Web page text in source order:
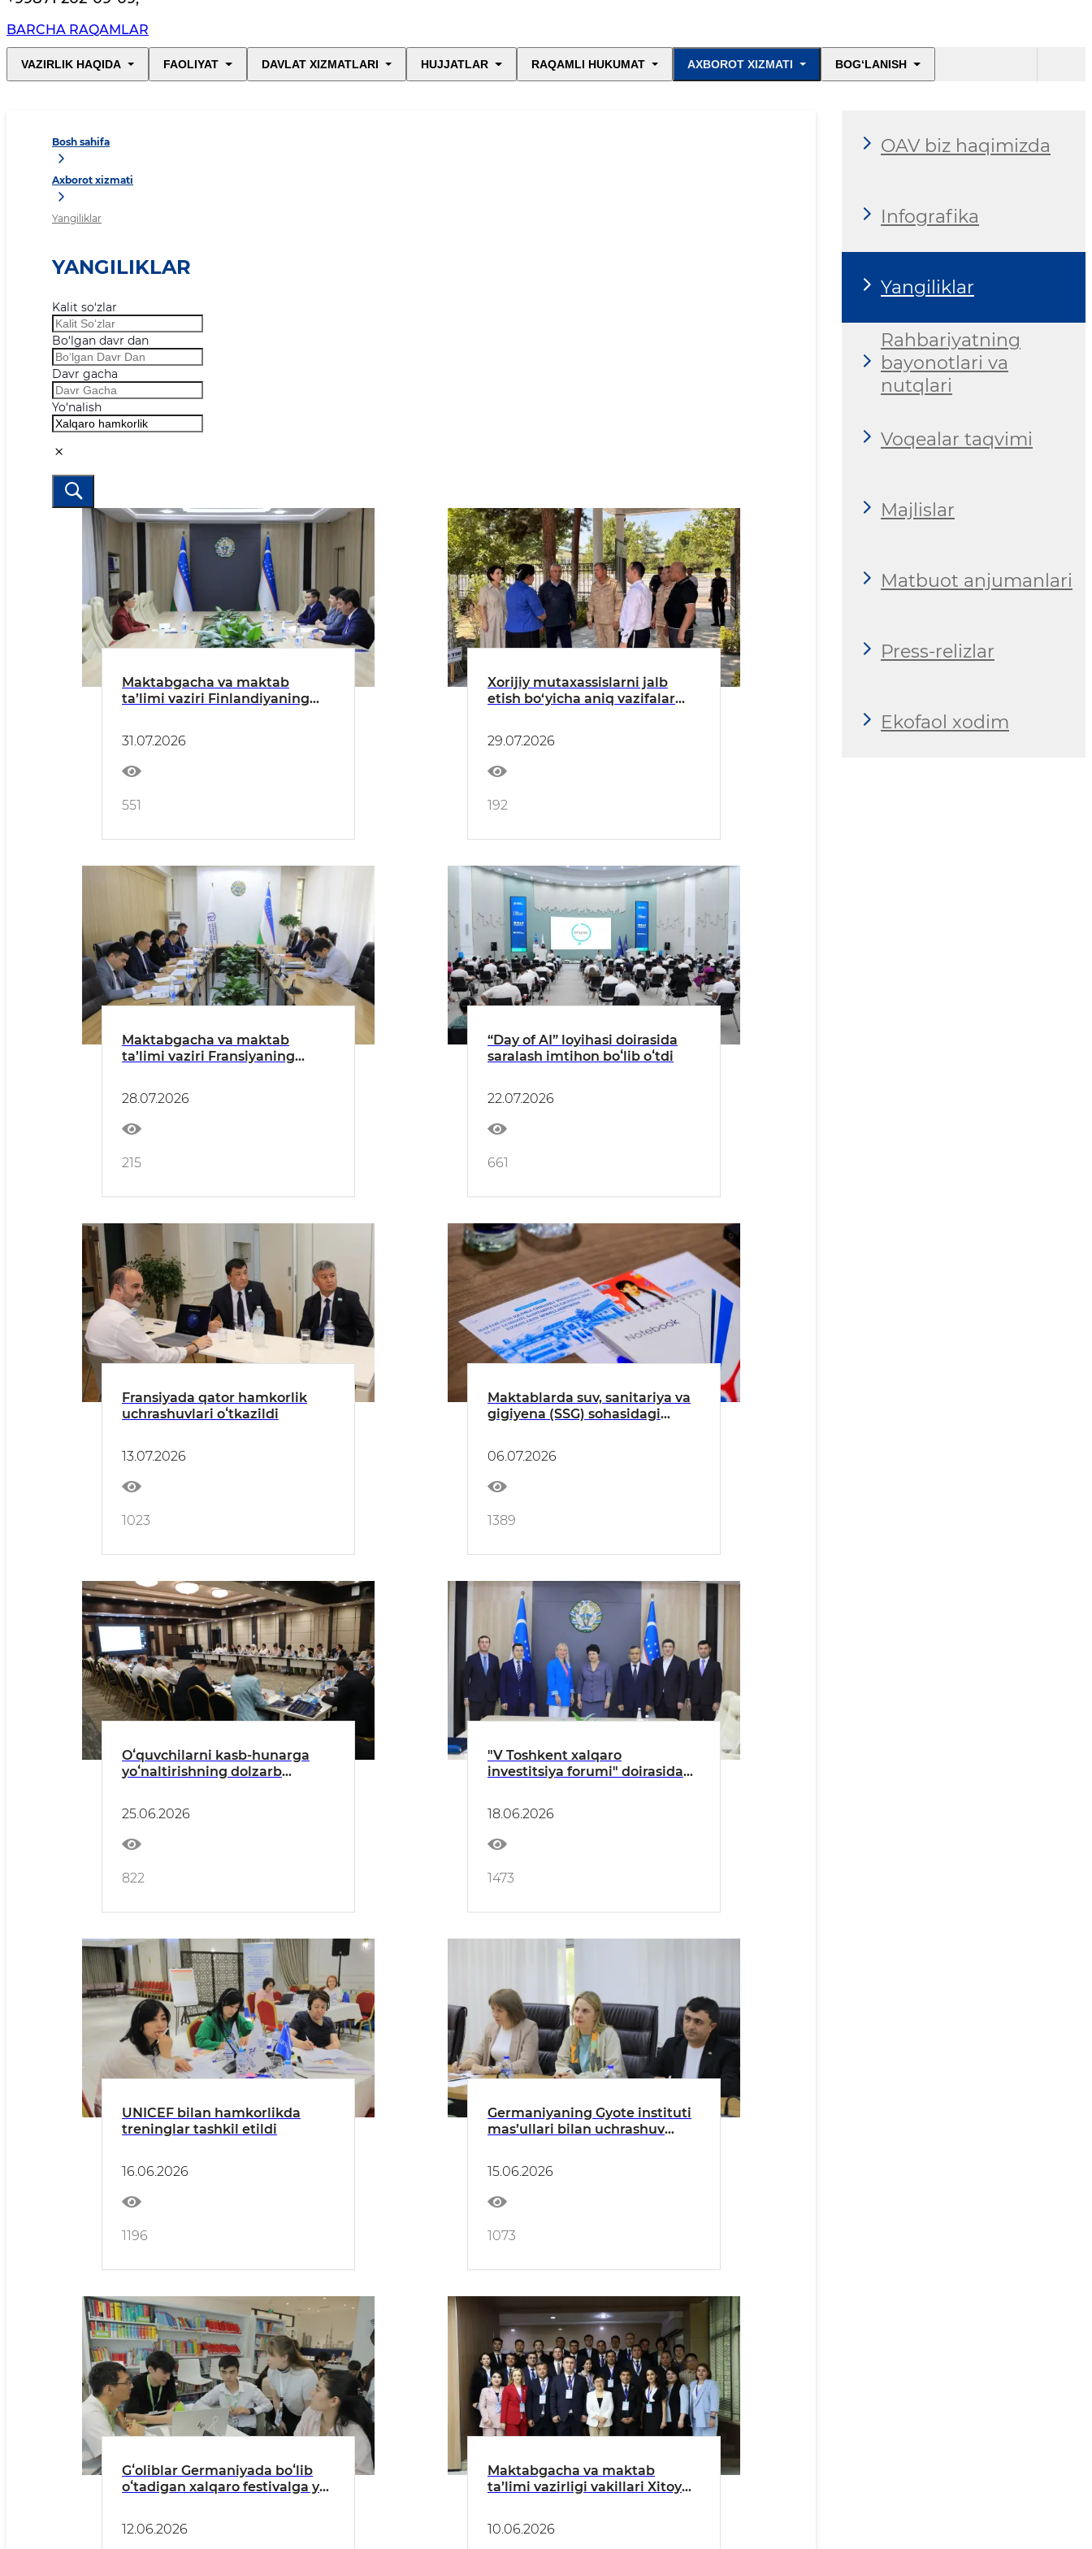
BARCHA RAQAMLAR
VAZIRLIK HAQIDA FAOLIYAT DAVLAT XIZMATLARI HUJJATLAR RAQAMLI HUKUMAT AXBOROT XIZMATI BOG‘LANISH
Bosh sahifa
Axborot xizmati
Yangiliklar
YANGILIKLAR
Kalit so‘zlar
Bo‘lgan davr dan
Davr gacha
Yo‘nalish
Maktabgacha va maktab
ta’limi vaziri Finlandiyaning
31.07.2026
551
Xorijiy mutaxassislarni jalb
etish bo‘yicha aniq vazifalar
29.07.2026
192
Maktabgacha va maktab
ta’limi vaziri Fransiyaning
qildi
28.07.2026
215
“Day of AI” loyihasi doirasida
saralash imtihon boʻlib oʻtdi
22.07.2026
661
Fransiyada qator hamkorlik
uchrashuvlari oʻtkazildi
13.07.2026
1023
Maktablarda suv, sanitariya va
gigiyena (SSG) sohasidagi
metodologiya
06.07.2026
1389
Oʻquvchilarni kasb-hunarga
yoʻnaltirishning dolzarb
25.06.2026
822
"V Toshkent xalqaro
investitsiya forumi" doirasida
18.06.2026
1473
UNICEF bilan hamkorlikda
treninglar tashkil etildi
16.06.2026
1196
Germaniyaning Gyote instituti
mas’ullari bilan uchrashuv
15.06.2026
1073
Gʻoliblar Germaniyada boʻlib
oʻtadigan xalqaro festivalga yoʻl
12.06.2026
Maktabgacha va maktab
taʼlimi vazirligi vakillari Xitoy
seminarda ishtirok etmoqda
10.06.2026
OAV biz haqimizda
Infografika
Yangiliklar
Rahbariyatning
bayonotlari va
nutqlari
Voqealar taqvimi
Majlislar
Matbuot anjumanlari
Press-relizlar
Ekofaol xodim